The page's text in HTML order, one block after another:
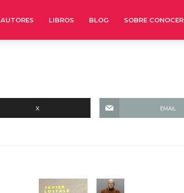
AUTORES LIBROS BLOG SOBRE CONOCER
X EMAIL